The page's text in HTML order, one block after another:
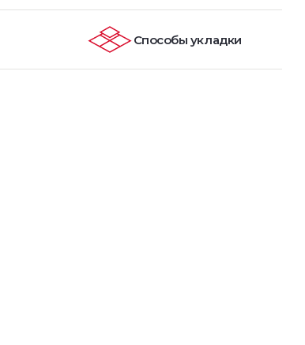
Способы укладки